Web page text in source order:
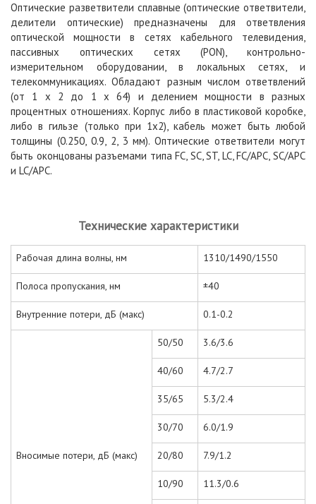
Оптические разветвители сплавные (оптические ответвители,
делители оптические) предназначены для ответвления
оптической мощности в сетях кабельного телевидения,
пассивных оптических сетях (PON), контрольно-
измерительном оборудовании, в локальных сетях, и
телекоммуникациях. Обладают разным числом ответвлений
(от 1 х 2 до 1 х 64) и делением мощности в разных
процентных отношениях. Корпус либо в пластиковой коробке,
либо в гильзе (только при 1х2), кабель может быть любой
толщины (0.250, 0.9, 2, 3 мм). Оптические ответвители могут
быть оконцованы разъемами типа FC, SC, ST, LC, FC/APC, SC/APC
и LC/APC.
Технические характеристики
Рабочая длина волны, нм 1310/1490/1550
Полоса пропускания, нм ±40
Внутренние потери, дБ (макс) 0.1-0.2
Вносимые потери, дБ (макс)
50/50 3.6/3.6
40/60 4.7/2.7
35/65 5.3/2.4
30/70 6.0/1.9
20/80 7.9/1.2
10/90 11.3/0.6